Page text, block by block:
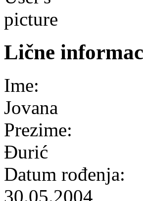
Lične
Ime:
Jovana
Prezime:
Đurić
Datum rođenja:
30.05.2004